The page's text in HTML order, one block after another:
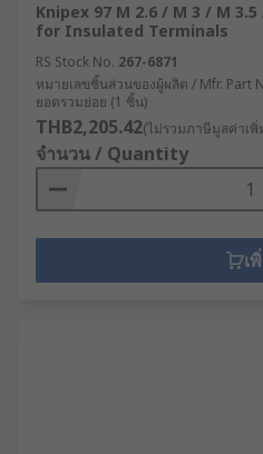
Knipex 97 M 2.6 / M 3 / M
for Insulated Terminals
RS Stock No. 267-6871
หมายเลขชิ้นส่วนของผู้ผลิต / Mfr. Part
ยอดรวมย่อย (1 ชิ้น)
THB2,205.42(ไม่รวมภาษีมูลค่าเพิ่
จำนวน / Quantity
เ